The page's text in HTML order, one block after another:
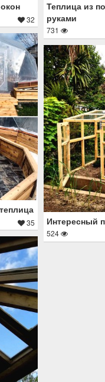
32
Теплица из
руками
731
35 Интересный
524